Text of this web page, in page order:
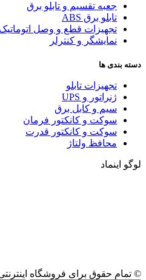
جعبه تقسیم و تابلو برق
تابلو برق ABS
تجهیزات قطع و وصل اتوماتیک
نمایشگر و کنترلر
دسته بندی ها
تجهیزات تابلو
ژنراتور و UPS
سیم و کابل برق
سوکت و کانکتور فرمان
سوکت و کانکتور قدرت
محافظ ولتاژ
لوگو اینماد
© تمام حقوق برای فروشگاه